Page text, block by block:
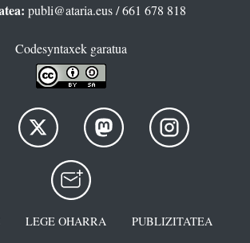
publi@ataria.eus/ 661 678 818
Codesyntaxek garatua
LEGE OHARRA
PUBLIZITATEA